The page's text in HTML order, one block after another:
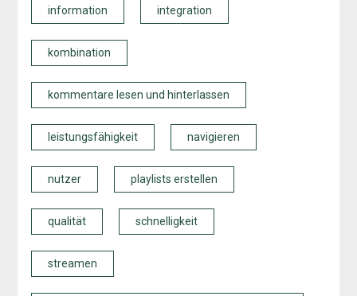
information integration
kombination
kommentare lesen und hinterlassen
leistungsfähigkeit navigieren
nutzer playlists erstellen
qualität schnelligkeit
streamen